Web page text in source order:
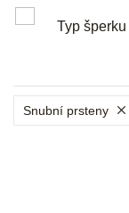
Typ šperku
Snubní prsteny